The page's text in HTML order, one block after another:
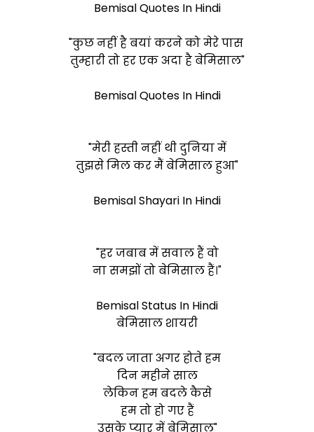
Bemisal Quotes In Hindi
"कुछ नहीं है बयां करने को मेरे पास
तुम्हारी तो हर एक अदा हैबेमिसाल"
Bemisal Quotes In Hindi
"मेरी हस्ती नहीं थी दुनिया में
तुझसे मिल कर मैंबेमिसालहुआ"
Bemisal Shayari In Hindi
"हर जबाब में सवाल हैं वो
ना समझों तोबेमिसालहैं।"
Bemisal Status In Hindi
बेमिसाल शायरी
"बदल जाता अगर होते हम
दिन महीने साल
लेकिन हम बदले कैसे
हम तो हो गए हैं
उसके प्यार मेंबेमिसाल"